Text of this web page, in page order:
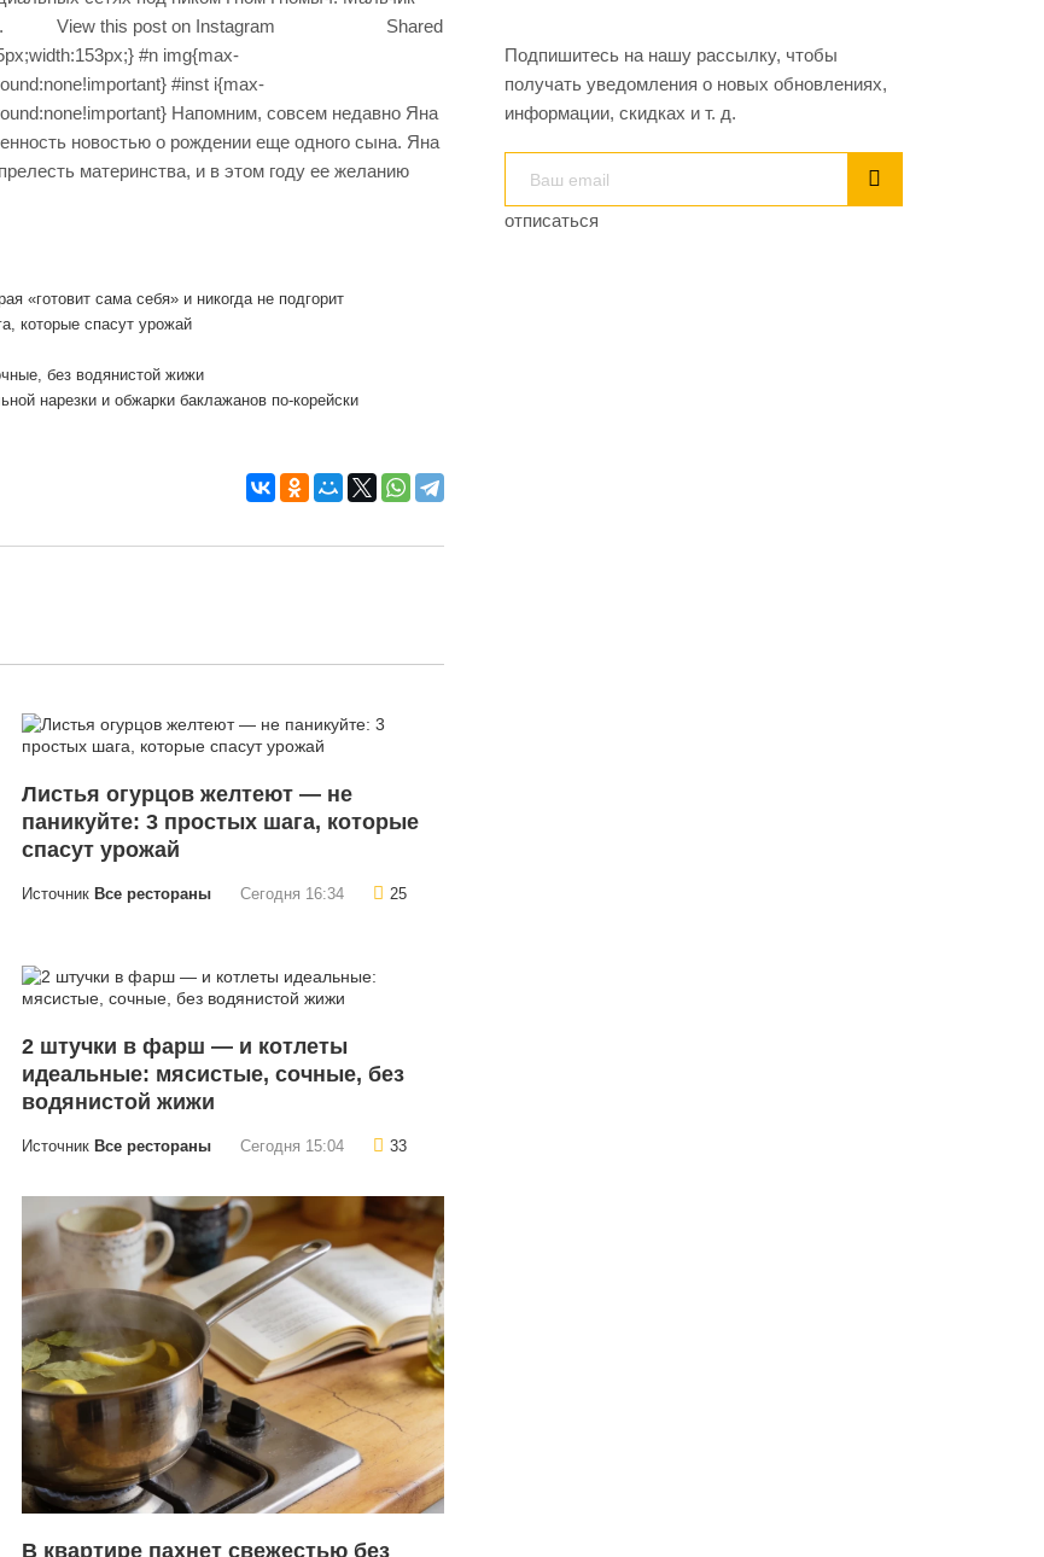
View this post on Instagram Shared
#n img{max-
#inst i{max-
Напомним, совсем недавно Яна
новостью о рождении еще одного сына. Яна
материнства, и в этом году ее желанию
«готовит сама себя» и никогда не подгорит
которые спасут урожай
без водянистой жижи
нарезки и обжарки баклажанов по-корейски
Листья огурцов желтеют — не
паникуйте: 3 простых шага, которые
спасут урожай
Источник Все рестораны Сегодня 16:34 25
2 штучки в фарш — и котлеты
идеальные: мясистые, сочные, без
водянистой жижи
Источник Все рестораны Сегодня 15:04 33
В квартире пахнет свежестью без
Подпишитесь на нашу рассылку, чтобы
получать уведомления о новых обновлениях,
информации, скидках и т. д.
отписаться